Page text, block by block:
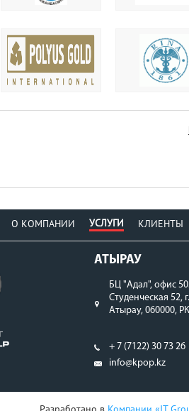
О КОМПАНИИ УСЛУГИ КЛИЕНТЫ
АТЫРАУ
БЦ "Адал", офис
Студенческая 52, г.
Атырау, 060000, РК
+ 7 (7122) 30 73 26
info@kpop.kz